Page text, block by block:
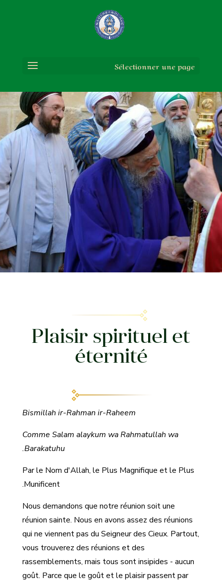
Sélectionner une page
Plaisir spirituel et
éternité
Bismillah ir-Rahman ir-Raheem
Comme Salam alaykum wa Rahmatullah wa
Barakatuhu.
Par le Nom d'Allah, le Plus Magnifique et le Plus
Munificent.
Nous demandons que notre réunion soit une
réunion sainte. Nous en avons assez des réunions
qui ne viennent pas du Seigneur des Cieux. Partout,
vous trouverez des réunions et des
rassemblements, mais tous sont insipides - aucun
goût. Parce que le goût et le plaisir passent par